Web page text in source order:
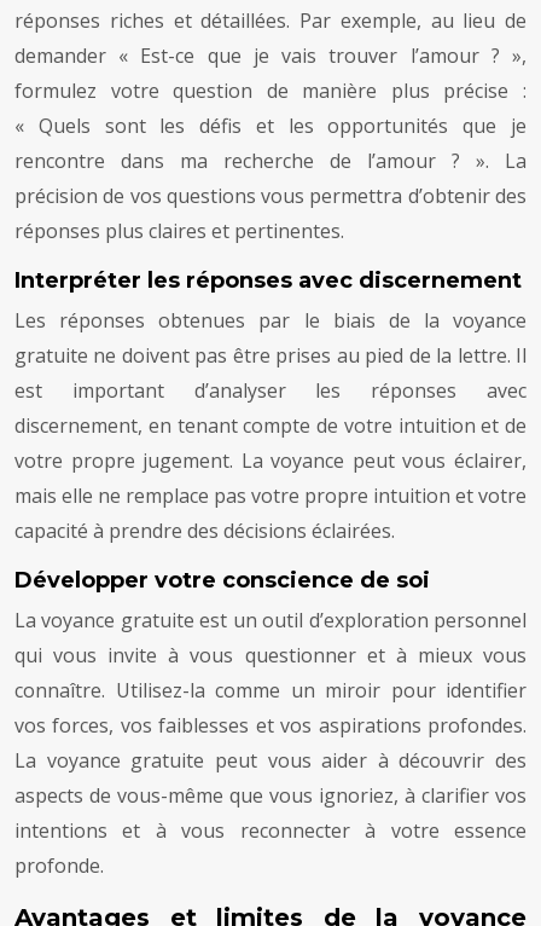
réponses riches et détaillées. Par exemple, au lieu de
demander « Est-ce que je vais trouver l’amour ? »,
formulez votre question de manière plus précise :
« Quels sont les défis et les opportunités que je
rencontre dans ma recherche de l’amour ? ». La
précision de vos questions vous permettra d’obtenir des
réponses plus claires et pertinentes.
Interpréter les réponses avec discernement
Les réponses obtenues par le biais de la voyance
gratuite ne doivent pas être prises au pied de la lettre. Il
est important d’analyser les réponses avec
discernement, en tenant compte de votre intuition et de
votre propre jugement. La voyance peut vous éclairer,
mais elle ne remplace pas votre propre intuition et votre
capacité à prendre des décisions éclairées.
Développer votre conscience de soi
La voyance gratuite est un outil d’exploration personnel
qui vous invite à vous questionner et à mieux vous
connaître. Utilisez-la comme un miroir pour identifier
vos forces, vos faiblesses et vos aspirations profondes.
La voyance gratuite peut vous aider à découvrir des
aspects de vous-même que vous ignoriez, à clarifier vos
intentions et à vous reconnecter à votre essence
profonde.
Avantages et limites de la voyance